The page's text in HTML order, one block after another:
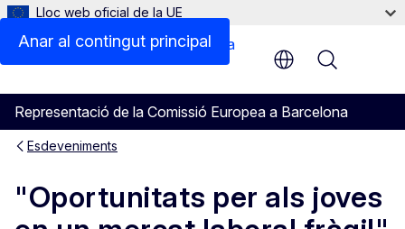
Anar al contingut principal
Lloc web oficial de la UE
Representació de la Comissió Europea a Barcelona
Menu
Esdeveniments
"Oportunitats per als joves